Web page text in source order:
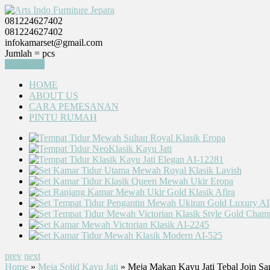
081224627402
081224627402
infokamarset@gmail.com
Jumlah = pcs
HOME
ABOUT US
CARA PEMESANAN
PINTU RUMAH
prev next
Home » Meja Solid Kayu Jati » Meja Makan Kayu Jati Tebal Join